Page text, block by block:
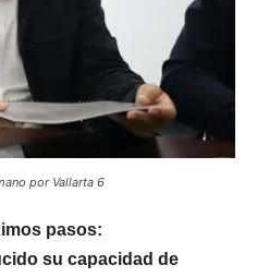
por Vallarta 6
pasos:
su capacidad de